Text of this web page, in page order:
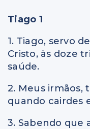
Tiago 1
1. Tiago, servo
Cristo, às doze
saúde.
2. Meus irmãos,
quando cairdes
3. Sabendo que